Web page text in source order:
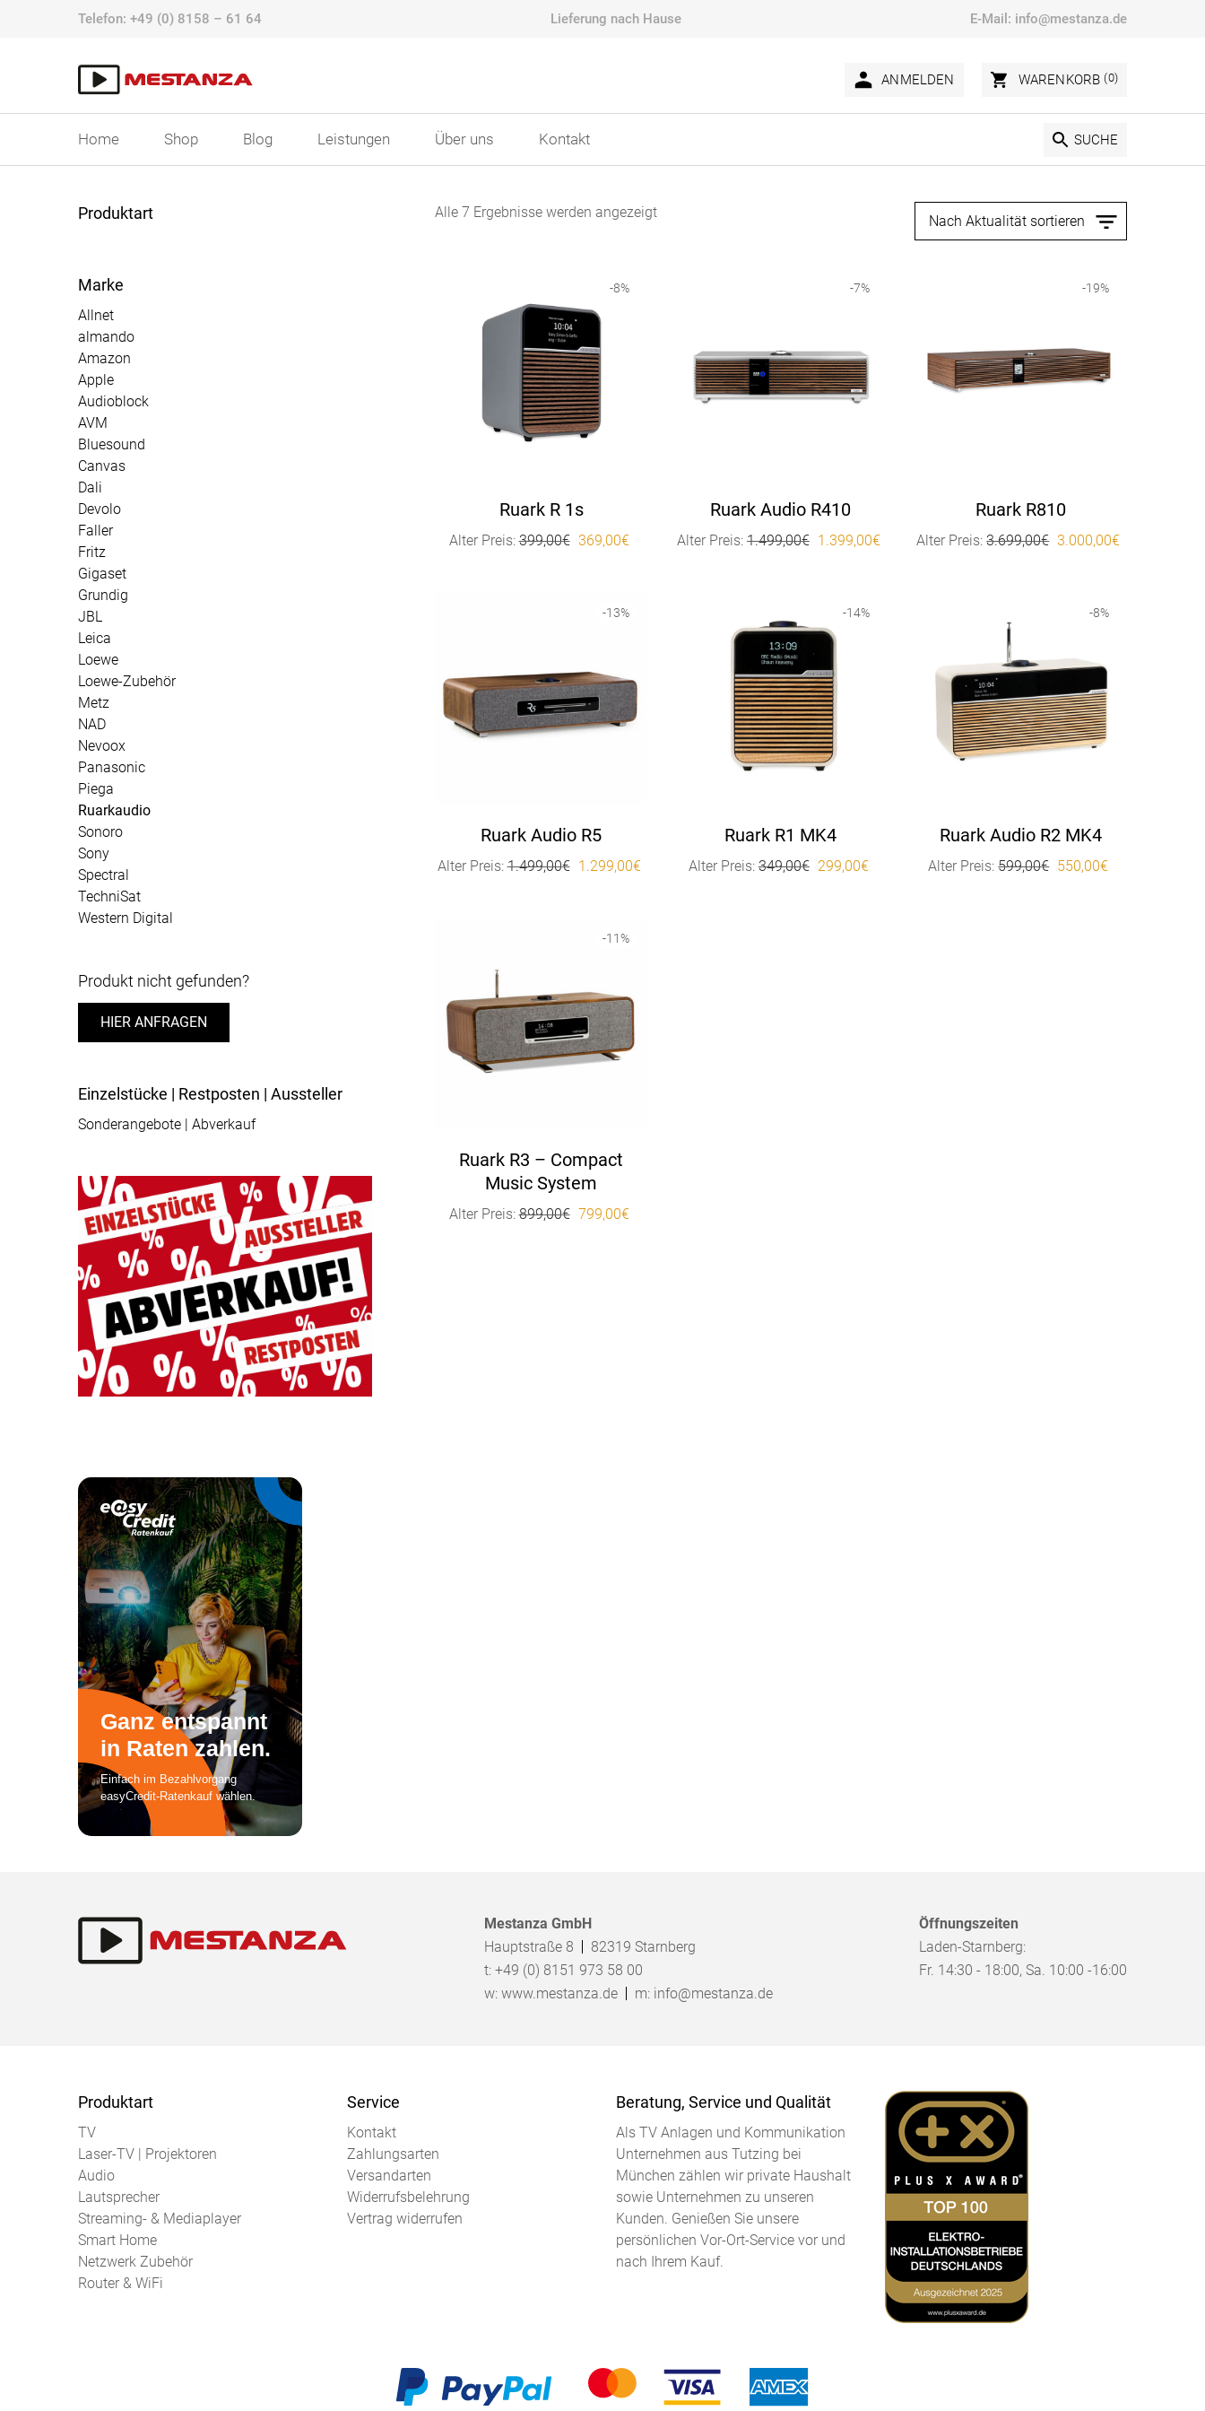
Telefon: +49 (0) 8158 – 61 64 Lieferung nach Hause E-Mail: info@mestanza.de
ANMELDEN WARENKORB (0)
Home Shop Blog Leistungen Über uns Kontakt SUCHE
Alle 7 Ergebnisse werden angezeigtNach
-8%
Ruark R 1s
Alter Preis: 399,00€ Ursprünglicher Preis war: 399,00€
369,00€ Aktueller Preis ist: 369,00€.
-7%
Ruark Audio R410
Alter Preis: 1.499,00€ Ursprünglicher Preis war: 1.499,00€
1.399,00€ Aktueller Preis ist: 1.399,00€.
-19%
Ruark R810
Alter Preis: 3.699,00€ Ursprünglicher Preis
3.000,00€
-13%
Ruark Audio R5
Alter Preis: 1.499,00€ Ursprünglicher Preis war: 1.499,00€
1.299,00€ Aktueller Preis ist: 1.299,00€.
-14%
Ruark R1 MK4
Alter Preis: 349,00€ Ursprünglicher Preis war: 349,00€
299,00€ Aktueller Preis ist: 299,00€.
-8%
Ruark Audio R2 MK4
Alter Preis: 599,00€ Ursprünglicher Preis
550,00€
-11%
Ruark R3 – Compact
Music System
Alter Preis: 899,00€ Ursprünglicher Preis war: 899,00€
799,00€
Produktart
Marke
Allnet
almando
Amazon
Apple
Audioblock
AVM
Bluesound
Canvas
Dali
Devolo
Faller
Fritz
Gigaset
Grundig
JBL
Leica
Loewe
Loewe-Zubehör
Metz
NAD
Nevoox
Panasonic
Piega
Ruarkaudio
Sonoro
Sony
Spectral
TechniSat
Western Digital
Produkt nicht gefunden?
HIER ANFRAGEN
Einzelstücke | Restposten | Aussteller
Sonderangebote | Abverkauf
Mestanza GmbH
Hauptstraße 8
82319 Starnberg
t: +49 (0) 8151 973 58 00
w: www.mestanza.de m: info@mestanza.de
Öffnungszeiten
Laden-Starnberg:
Fr. 14:30 - 18:00, Sa. 10:00 -16:00
Produktart
TV
Laser-TV | Projektoren
Audio
Lautsprecher
Streaming- & Mediaplayer
Smart Home
Netzwerk Zubehör
Router & WiFi
Service
Kontakt
Zahlungsarten
Versandarten
Widerrufsbelehrung
Vertrag widerrufen
Beratung, Service und Qualität
Als TV Anlagen und Kommunikation
Unternehmen aus Tutzing bei
München zählen wir private Haushalt
sowie Unternehmen zu unseren
Kunden. Genießen Sie unsere
persönlichen Vor-Ort-Service vor und
nach Ihrem Kauf.